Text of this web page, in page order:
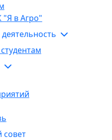
"Я в Агро"
совет